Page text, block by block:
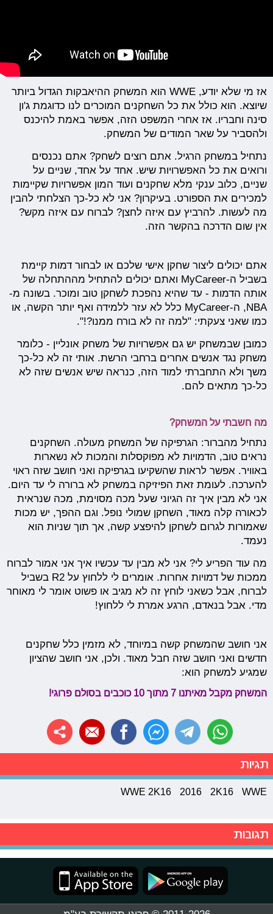
אז מי שלא יודע, WWE הוא המשחק ההיאבקות הגדול ביותר
שיוצא. הוא כולל את כל השחקנים המוכרים לנו כדוגמת ג'ון
סינה וחבריו. אז אחרי המשפט הזה, אפשר באמת להיכנס
ולהסביר על שאר המודים של המשחק.
נתחיל במשחק הרגיל. אתם רוצים לשחק? אתם נכנסים
ורואים את כל האפשרויות שיש. אחד על אחד, שניים על
שניים, כלוב ענקי מלא שחקנים ועוד המון אפשרויות שקיימות
למכירים את הספורט. בעיקרון? אני לא כל-כך הצלחתי להבין
מה לעשות. להרביץ עם איזה לחצן? לברוח עם איזה מקש?
אין שום הדרכה בהקשר הזה.
אתם יכולים ליצור שחקן אישי שלכם או לבחור דמות קיימת
בשביל ה-MyCareer ואתם יכולים להתחיל מההתחלה של
אותה הדמות - עד שהיא נהפכת לשחקן טוב ומוכר. בשונה מ-
NBA, ה-MyCareer כלל לא עזר ללמידה ואף יותר הקשה, או
כמו שאני צעקתי: "למה זה לא בורח ממנו?!".
כמובן שבמשחק יש גם אפשרויות של משחק אונליין - כלומר
משחק נגד אנשים אחרים ברחבי הרשת. אותי זה לא כל-כך
משך ולא התחברתי למוד הזה, כנראה שיש אנשים שזה לא
כל-כך מתאים להם.
מה חשבתי על המשחק?
נתחיל מהברור: הגרפיקה של המשחק מעולה. השחקנים
נראים טוב, הדמויות לא מפוקסלות והמכות לא נשארות
באוויר. אפשר לראות שהשקיעו בגרפיקה ואני חושב שזה ראוי
להערכה. לעומת זאת הפיזיקה במשחק לא ברורה לי עד היום.
אני לא מבין איך זה הגיוני שעל מכה מסוימת, מכה שנראית
לכאורה קלה מאוד, השחקן שמולי נופל. וגם ההפך, יש מכות
שאמורות לגרום לשחקן להיפצע קשה, אך תוך שניות הוא
נעמד.
מה עוד הפריע לי? אני לא מבין עד עכשיו איך אני אמור לברוח
ממכות של דמויות אחרות. אומרים לי ללחוץ על R2 בשביל
לברוח, אבל כשאני לוחץ זה לא מגיב או פשוט אומר לי מאוחר
מדי. אבל בנאדם, הרגע אמרת לי ללחוץ!
אני חושב שהמשחק קשה במיוחד, לא מזמין כלל שחקנים
חדשים ואני חושב שזה חבל מאוד. ולכן, אני חושב שהציון
שמגיע למשחק הוא:
המשחק מקבל מאיתנו 7 מתוך 10 כוכבים בסולם פרוגי!
תגיות
WWE
2K16
2016
WWE 2K16
תגובות